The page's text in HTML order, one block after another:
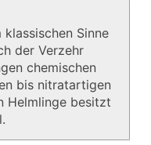
Sinne
der Verzehr
chemischen
bis nitratartigen
Helmlinge besitzt